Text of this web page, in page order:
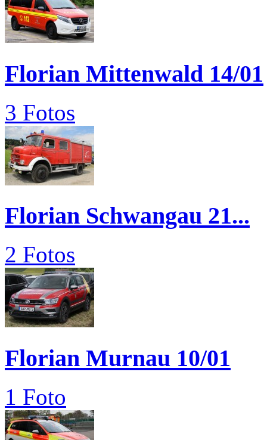
Florian Mittenwald 14/01
3 Fotos
Florian Schwangau 21...
2 Fotos
Florian Murnau 10/01
1 Foto